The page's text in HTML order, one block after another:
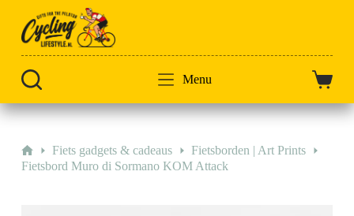
artikel
Menu
HomeFiets gadgets & cadeaus
Fietsborden | Art Prints
Fietsbord Muro di Sormano KOM Attack